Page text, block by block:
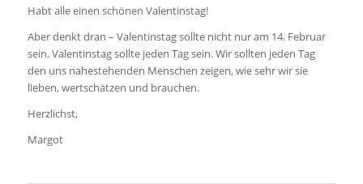
Habt alle einen schönen Valentinstag!
Aber denkt dran – Valentinstag sollte nicht nur am 14. Februar
sein. Valentinstag sollte jeden Tag sein. Wir sollten jeden Tag
den uns nahestehenden Menschen zeigen, wie sehr wir sie
lieben, wertschätzen und brauchen.
Herzlichst,
Margot